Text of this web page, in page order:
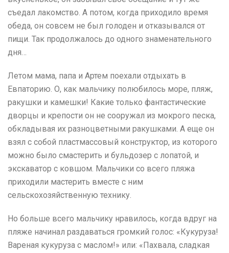
съедал лакомство. А потом, когда приходило время
обеда, он совсем не был голоден и отказывался от
пищи. Так продолжалось до одного знаменательного
дня…
Летом мама, папа и Артем поехали отдыхать в
Евпаторию. О, как мальчику полюбилось море, пляж,
ракушки и камешки! Какие только фантастические
дворцы и крепости он не сооружал из мокрого песка,
обкладывая их разноцветными ракушками. А еще он
взял с собой пластмассовый конструктор, из которого
можно было смастерить и бульдозер с лопатой, и
экскаватор с ковшом. Мальчики со всего пляжа
приходили мастерить вместе с ним
сельскохозяйственную технику.
Но больше всего мальчику нравилось, когда вдруг на
пляже начинал раздаваться громкий голос: «Кукуруза!
Вареная кукуруза с маслом!» или: «Пахвала, сладкая